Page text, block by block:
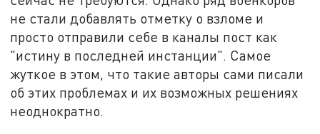
не стали добавлять отметку о взломе и
просто отправили себе в каналы пост как
"истину в последней инстанции". Самое
жуткое в этом, что такие авторы сами писали
об этих проблемах и их возможных решениях
неоднократно.